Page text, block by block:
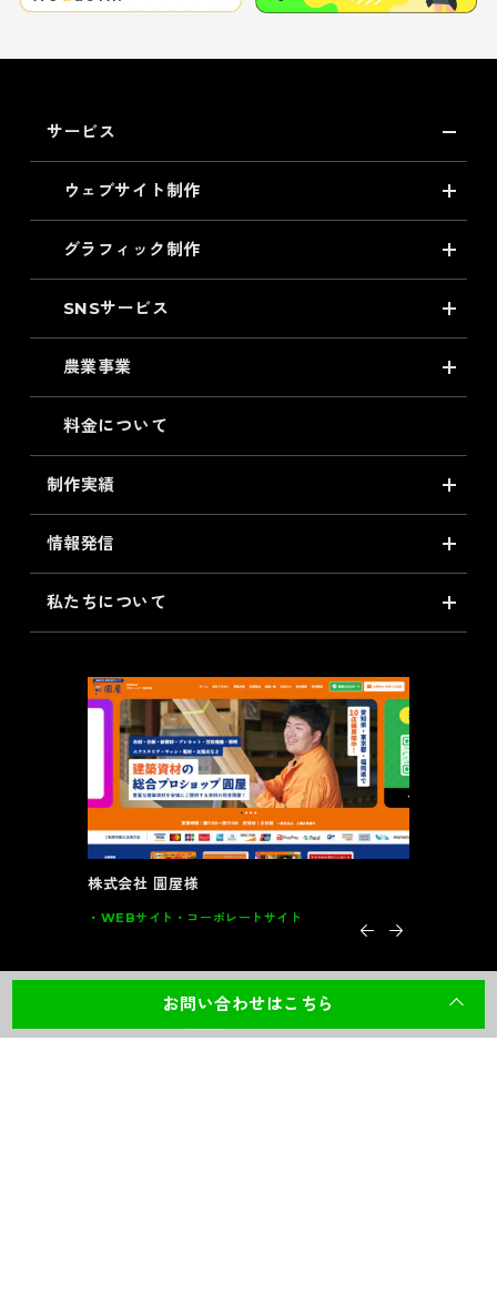
サービス
ウェブサイト制作
グラフィック制作
SNSサービス
農業事業
料金について
制作実績
情報発信
私たちについて
大川全家具様
グラフィック DM･カード類･POP 家具
お問い合わせはこちら